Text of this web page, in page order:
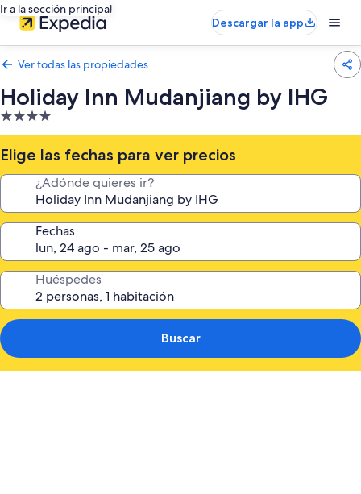
Ir a la sección principal
Descargar la app
Ver todas las propiedades
Holiday Inn Mudanjiang by IHG
Propiedad
de
4.0
estrellas
Elige las fechas para ver precios
¿Adónde quieres ir?
Fechas
Huéspedes
Buscar